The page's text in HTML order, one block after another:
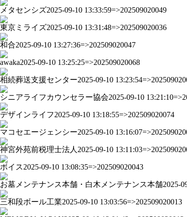
メタセンシズ2025-09-10 13:33:59=>202509020049
東京ミライズ2025-09-10 13:31:48=>202509020036
和合2025-09-10 13:27:36=>202509020047
awaka2025-09-10 13:25:25=>202509020068
相続葬送支援センター2025-09-10
シニアライフカウンセラー協会2025-09-10
デザインライフ2025-09-10 13:18:55=>202509020074
マコセエージェンシー2025-09-10
神宮外苑前税理士法人 2025-09-10
ボイス2025-09-10 13:08:35=>202509020043
お墓メンテナンス本舗・白木メンテナンス本舗2025-
三和段ボール工業2025-09-10 13:03:56=>202509020013